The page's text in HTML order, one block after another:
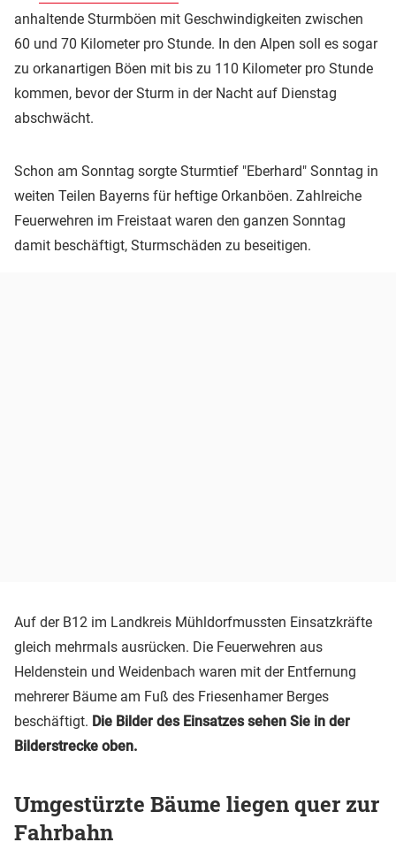
anhaltende Sturmböen mit Geschwindigkeiten zwischen
60 und 70 Kilometer pro Stunde. In den Alpen soll es sogar
zu orkanartigen Böen mit bis zu 110 Kilometer pro Stunde
kommen, bevor der Sturm in der Nacht auf Dienstag
abschwächt.
Schon am Sonntag sorgte Sturmtief "Eberhard" Sonntag in
weiten Teilen Bayerns für heftige Orkanböen. Zahlreiche
Feuerwehren im Freistaat waren den ganzen Sonntag
damit beschäftigt, Sturmschäden zu beseitigen.
Auf der B12 im Landkreis Mühldorfmussten Einsatzkräfte
gleich mehrmals ausrücken. Die Feuerwehren aus
Heldenstein und Weidenbach waren mit der Entfernung
mehrerer Bäume am Fuß des Friesenhamer Berges
beschäftigt. Die Bilder des Einsatzes sehen Sie in der
Bilderstrecke oben.
Umgestürzte Bäume liegen quer zur
Fahrbahn